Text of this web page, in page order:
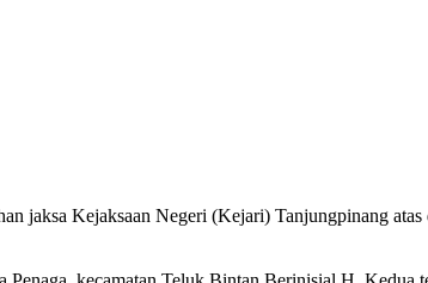
jaksa Kejaksaan Negeri (Kejari) Tanjungpinang atas